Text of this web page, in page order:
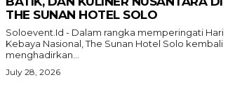
THE SUNAN HOTEL SOLO
Soloevent.Id - Dalam rangka memperingati Hari
Kebaya Nasional, The Sunan Hotel Solo kembali
menghadirkan...
July 28, 2026